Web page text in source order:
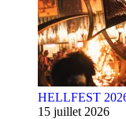
HELLFEST
15 juillet 2026